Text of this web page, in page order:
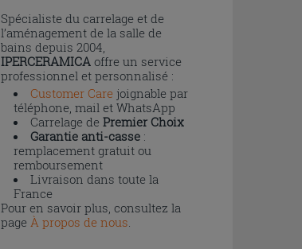
Spécialiste du carrelage et de
l’aménagement de la salle de
bains depuis 2004,
IPERCERAMICAoffre un service
professionnel et personnalisé :
Customer Carejoignable par
téléphone, mail et WhatsApp
Carrelage de Premier Choix
Garantie anti-casse:
remplacement gratuit ou
remboursement
Livraison dans toute la
France
Pour en savoir plus, consultez la
page À propos de nous.